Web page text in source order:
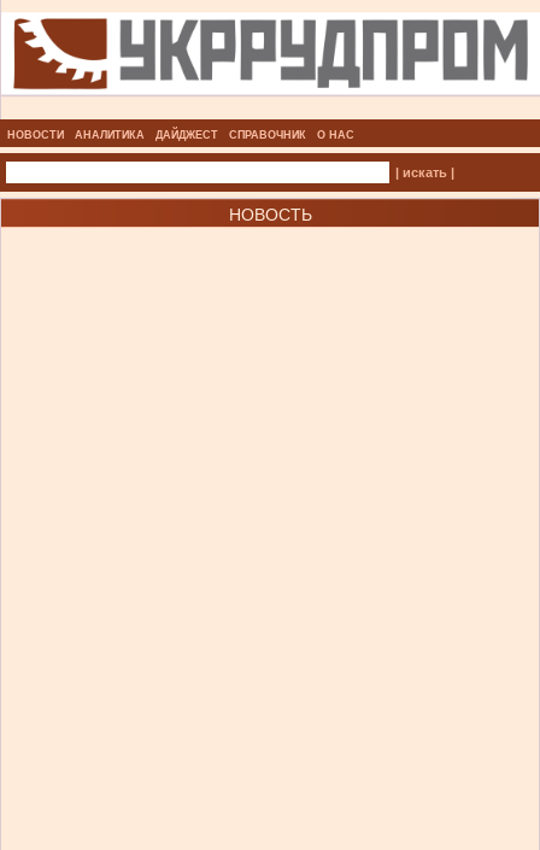
НОВОСТИ АНАЛИТИКА ДАЙДЖЕСТ СПРАВОЧНИК О НАС
| искать |
НОВОСТЬ